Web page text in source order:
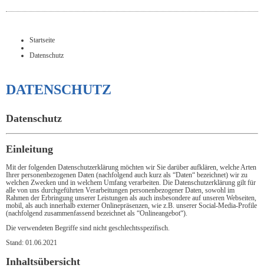
Startseite
Datenschutz
DATENSCHUTZ
Datenschutz
Einleitung
Mit der folgenden Datenschutzerklärung möchten wir Sie darüber aufklären, welche Arten
Ihrer personenbezogenen Daten (nachfolgend auch kurz als “Daten“ bezeichnet) wir zu
welchen Zwecken und in welchem Umfang verarbeiten. Die Datenschutzerklärung gilt für
alle von uns durchgeführten Verarbeitungen personenbezogener Daten, sowohl im
Rahmen der Erbringung unserer Leistungen als auch insbesondere auf unseren Webseiten,
mobil, als auch innerhalb externer Onlinepräsenzen, wie z.B. unserer Social-Media-Profile
(nachfolgend zusammenfassend bezeichnet als “Onlineangebot“).
Die verwendeten Begriffe sind nicht geschlechtsspezifisch.
Stand: 01.06.2021
Inhaltsübersicht